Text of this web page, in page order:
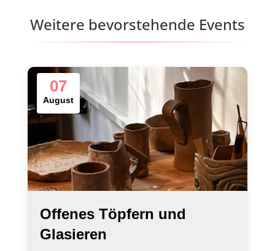
Weitere bevorstehende Events
07
August
Offenes Töpfern und
Glasieren